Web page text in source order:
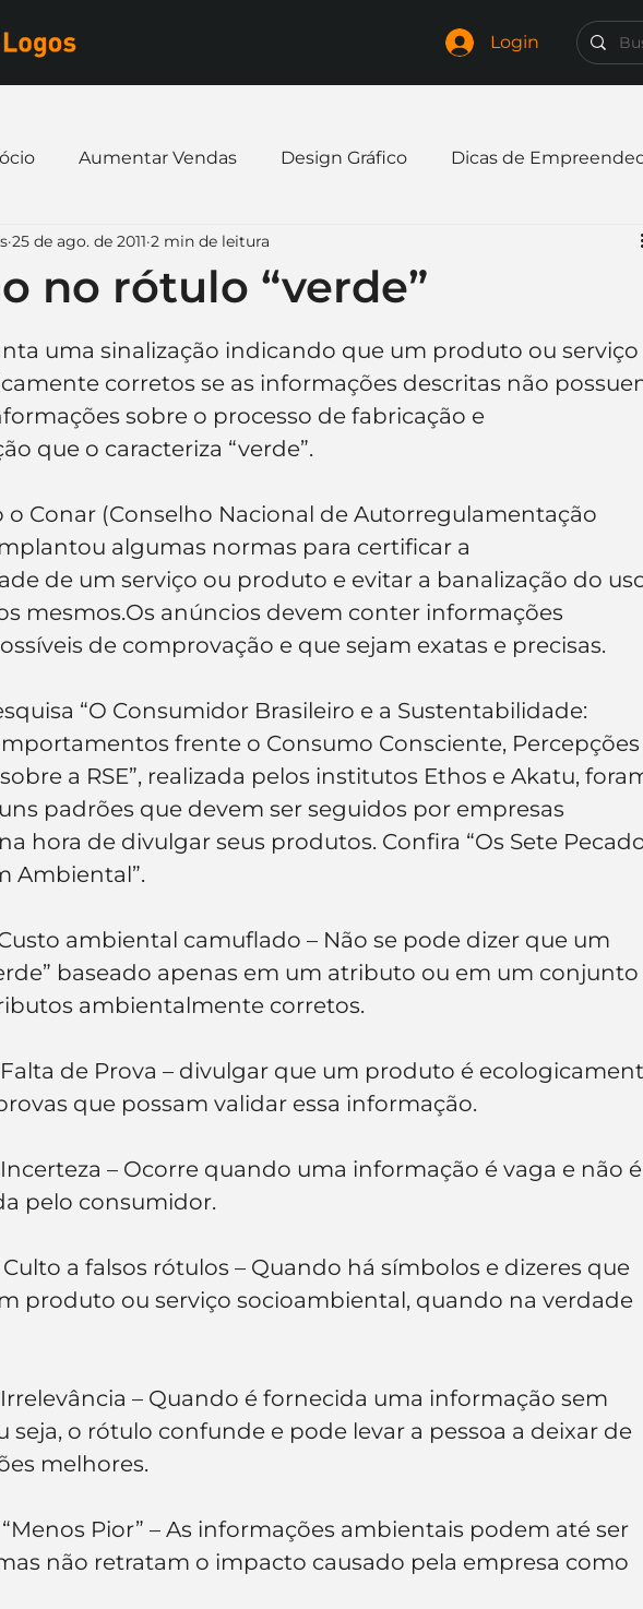
Login
Aumentar Vendas Design Gráfico Dicas de
Email marketing Expandir negócio
Slogan Papelaria Curiosidades Frases
Embalagens nome de empresa Branding
no rótulo “verde”
25 de ago. de 2011 2 min de leitura
de 5 estrelas.
uma sinalização indicando que um produto ou serviço
corretos se as informações descritas não
sobre o processo de fabricação e
que o caracteriza “verde”.
o Conar (Conselho Nacional de Autorregulamentação
algumas normas para certificar a
de um serviço ou produto e evitar a banalização do
mesmos.Os anúncios devem conter informações
de comprovação e que sejam exatas e precisas.
“O Consumidor Brasileiro e a Sustentabilidade:
frente o Consumo Consciente, Percepções
a RSE”, realizada pelos institutos Ethos e Akatu,
padrões que devem ser seguidos por empresas
hora de divulgar seus produtos. Confira “Os Sete
Ambiental”.
ambiental camuflado – Não se pode dizer que um
baseado apenas em um atributo ou em um conjunto
ambientalmente corretos.
de Prova – divulgar que um produto é
que possam validar essa informação.
– Ocorre quando uma informação é vaga e não é
pelo consumidor.
a falsos rótulos – Quando há símbolos e dizeres que
produto ou serviço socioambiental, quando na verdade
– Quando é fornecida uma informação sem
seja, o rótulo confunde e pode levar a pessoa a deixar de
melhores.
Pior” – As informações ambientais podem até ser
não retratam o impacto causado pela empresa como